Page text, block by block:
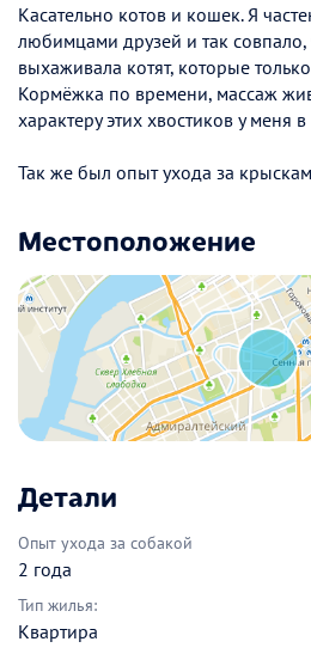
Касательно котов и кошек. Я
любимцами друзей и так совпало,
выхаживала котят, которые
Кормёжка по времени, массаж
характеру этих хвостиков у меня
Так же был опыт ухода за
Местоположение
Детали
Опыт ухода за собакой
2 года
Тип жилья:
Квартира